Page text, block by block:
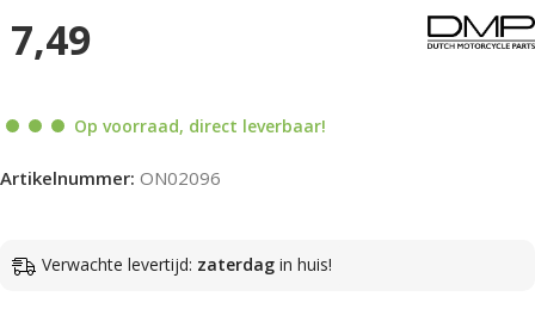
7,49
Op voorraad, direct leverbaar!
Artikelnummer: ON02096
Verwachte levertijd: zaterdag in huis!